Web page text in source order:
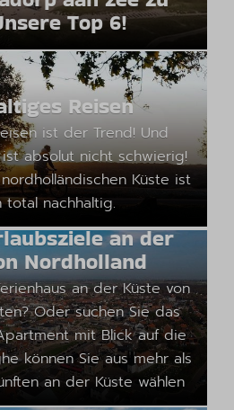
Top 6!
Reisen
ist der Trend! Und
absolut nicht schwierig!
Küste ist
total nachhaltig.
an der
Nordholland
an der Küste von
Oder suchen Sie das
mit Blick auf die
können Sie aus mehr als
an der Küste wählen